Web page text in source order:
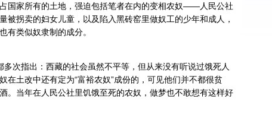
国家所有的土地，强迫包括笔者在内的变相农奴——人民公社
被拐卖的妇女儿童，以及陷入黑砖窑里做奴工的少年和成人，
有类似奴隶制的成分。
次指出：西藏的社会虽然不平等，但从来没有听说过饿死人
在土改中还有定为“富裕农奴”成份的，可见他们并不都很贫
。当年在人民公社里饥饿至死的农奴，做梦也不敢想有这样好